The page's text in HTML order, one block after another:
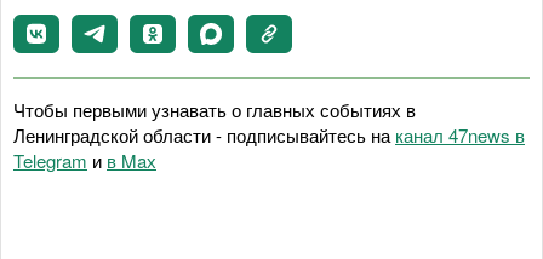
Чтобы первыми узнавать о главных событиях в
Ленинградской области - подписывайтесь на канал 47news в
Telegram и в Maх